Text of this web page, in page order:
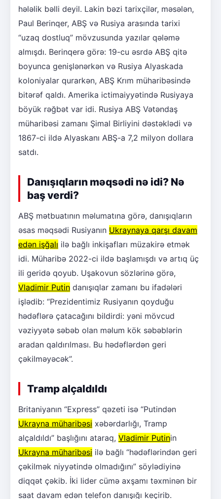
hələlik bəlli deyil. Lakin bəzi tarixçilər, məsələn,
Paul Berinqer, ABŞ və Rusiya arasında tarixi
“uzaq dostluq” mövzusunda yazılar qələmə
almışdı. Berinqerə görə: 19-cu əsrdə ABŞ qitə
boyunca genişlənərkən və Rusiya Alyaskada
koloniyalar qurarkən, ABŞ Krım müharibəsində
bitərəf qaldı. Amerika ictimaiyyətində Rusiyaya
böyük rəğbət var idi. Rusiya ABŞ Vətəndaş
müharibəsi zamanı Şimal Birliyini dəstəklədi və
1867-ci ildə Alyaskanı ABŞ-a 7,2 milyon dollara
satdı.
Danışıqların məqsədi nə idi? Nə
baş verdi?
ABŞ mətbuatının məlumatına görə, danışıqların
əsas məqsədi Rusiyanın Ukraynaya qarşı davam
edən işğalı ilə bağlı inkişafları müzakirə etmək
idi. Müharibə 2022-ci ildə başlamışdı və artıq üç
ili geridə qoyub. Uşakovun sözlərinə görə,
Vladimir Putin danışıqlar zamanı bu ifadələri
işlədib: “Prezidentimiz Rusiyanın qoyduğu
hədəflərə çatacağını bildirdi: yəni mövcud
vəziyyətə səbəb olan məlum kök səbəblərin
aradan qaldırılması. Bu hədəflərdən geri
çəkilməyəcək”.
Tramp alçaldıldı
Britaniyanın “Express” qəzeti isə “Putindən
Ukrayna müharibəsi xəbərdarlığı, Tramp
alçaldıldı” başlığını ataraq, Vladimir Putinin
Ukrayna müharibəsi ilə bağlı “hədəflərindən geri
çəkilmək niyyətində olmadığını” söylədiyinə
diqqət çəkib. İki lider cümə axşamı təxminən bir
saat davam edən telefon danışığı keçirib.